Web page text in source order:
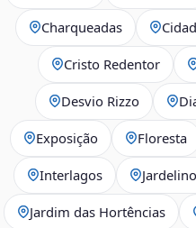
Charqueadas
Cristo Redentor
Desvio Rizzo
Exposição Floresta
Interlagos
Jardim das Hortências